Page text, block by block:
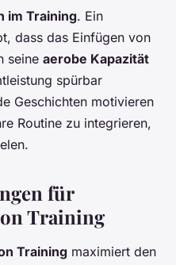
im Training. Ein
dass das Einfügen von
seine aerobe Kapazität
spürbar
Geschichten motivieren
Routine zu integrieren,
für
Training
Training maximiert den